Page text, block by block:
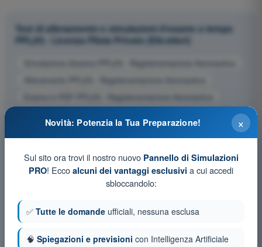
Test di allenamento e simulazioni d'esame a tempo
PPL(H) - Licenza Pilota Privato (Elicotteri)
Simulazione d'esame PPL(H) - Regolamentazione Aeronautica
Allenamento PPL(H) - Regolamentazione Aeronautica
Esame in PDF PPL(H) - Regolamentazione Aeronautica
×
Novità: Potenzia la Tua Preparazione!
Sul sito ora trovi il nostro nuovo Pannello di Simulazioni
PRO! Ecco alcuni dei vantaggi esclusivi a cui accedi
sbloccandolo:
✅ Tutte le domande ufficiali, nessuna esclusa
🧠 Spiegazioni e previsioni con Intelligenza Artificiale